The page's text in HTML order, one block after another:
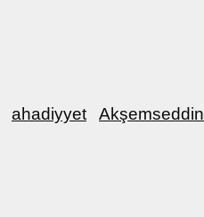
ahadiyyet Akşemseddin